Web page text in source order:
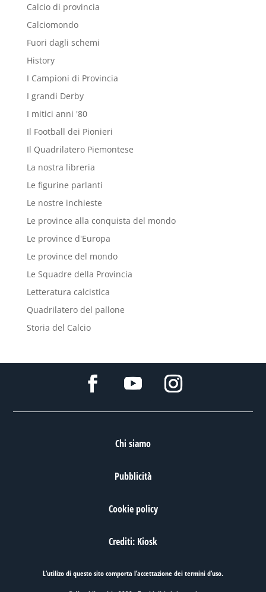
Calcio di provincia
Calciomondo
Fuori dagli schemi
History
I Campioni di Provincia
I grandi Derby
I mitici anni '80
Il Football dei Pionieri
Il Quadrilatero Piemontese
La nostra libreria
Le figurine parlanti
Le nostre inchieste
Le province alla conquista del mondo
Le province d'Europa
Le province del mondo
Le Squadre della Provincia
Letteratura calcistica
Quadrilatero del pallone
Storia del Calcio
Chi siamo
Pubblicità
Cookie policy
Crediti: Kiosk
L’utilizo di questo sito comporta l’accettazione deitermini d’uso.